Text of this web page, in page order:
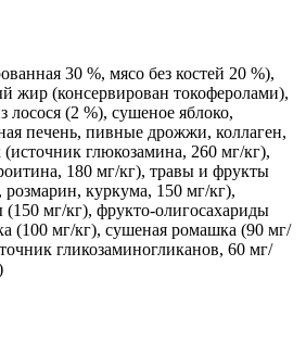
30 %, мясо без костей 20 %),
жир (консервирован токоферолами),
лосося (2 %), сушеное яблоко,
печень, пивные дрожжи, коллаген,
глюкозамина, 260 мг/кг),
180 мг/кг), травы и фрукты
розмарин, куркума, 150 мг/кг),
мг/кг), фрукто-олигосахариды
(100 мг/кг), сушеная ромашка (90 мг/
гликозаминогликанов, 60 мг/